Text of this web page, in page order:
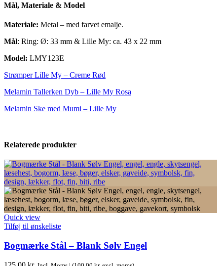
Mål, Materiale & Model
Materiale: Metal – med farvet emalje.
Mål: Ring: Ø: 33 mm & Lille My: ca. 43 x 22 mm
Model: LMY123E
Strømper Lille My – Creme Rød
Melamin Tallerken Dyb – Lille My Rosa
Melamin Ske med Mumi – Lille My
Relaterede produkter
Quick view
Tilføj til ønskeliste
Bogmærke Stål – Blank Sølv Engel